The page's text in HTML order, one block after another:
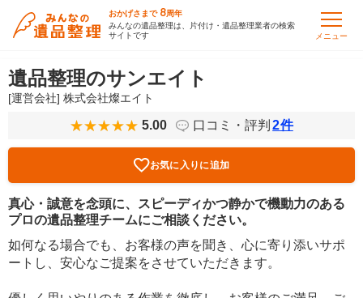
おかげさまで 8周年
みんなの遺品整理は、片付け・遺品整理業者の検索
サイトです
メニュー
遺品整理のサンエイト
[運営会社] 株式会社燦エイト
5.00 口コミ・評判 2件
お気に入りに追加
真心・誠意を念頭に、スピーディかつ静かで機動力のある
プロの遺品整理チームにご相談ください。
如何なる場合でも、お客様の声を聞き、心に寄り添いサポ
ートし、安心なご提案をさせていただきます。